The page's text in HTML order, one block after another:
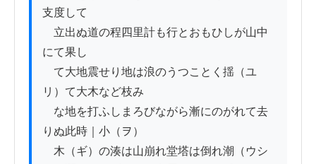
支度して
立出ぬ道の程四里計も行とおもひしが山中
にて果し
て大地震せり地は浪のうつことく揺（ユ
リ）て大木など枝み
な地を打ふしまろびながら漸にのがれて去
りぬ此時｜小（ヲ）
木（ギ）の湊は山崩れ堂塔は倒れ潮（ウシ